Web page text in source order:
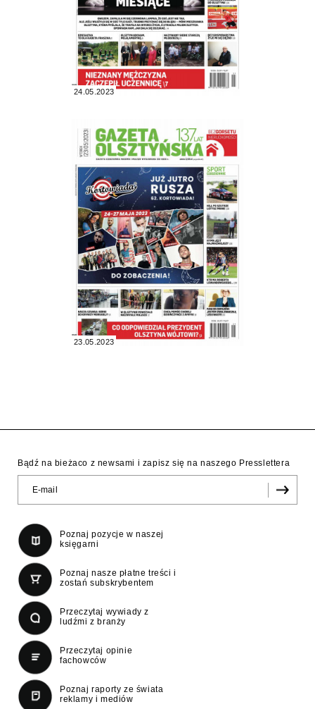
24.05.2023
23.05.2023
Bądź na bieżaco z newsami i zapisz się na naszego Presslettera
Poznaj pozycje w naszej
księgarni
Poznaj nasze płatne treści i
zostań subskrybentem
Przeczytaj wywiady z
ludźmi z branży
Przeczytaj opinie
fachowców
Poznaj raporty ze świata
reklamy i mediów